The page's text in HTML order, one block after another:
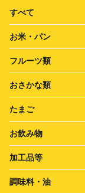
すべて
お米・パン
フルーツ類
おさかな類
たまご
お飲み物
加工品等
調味料・油